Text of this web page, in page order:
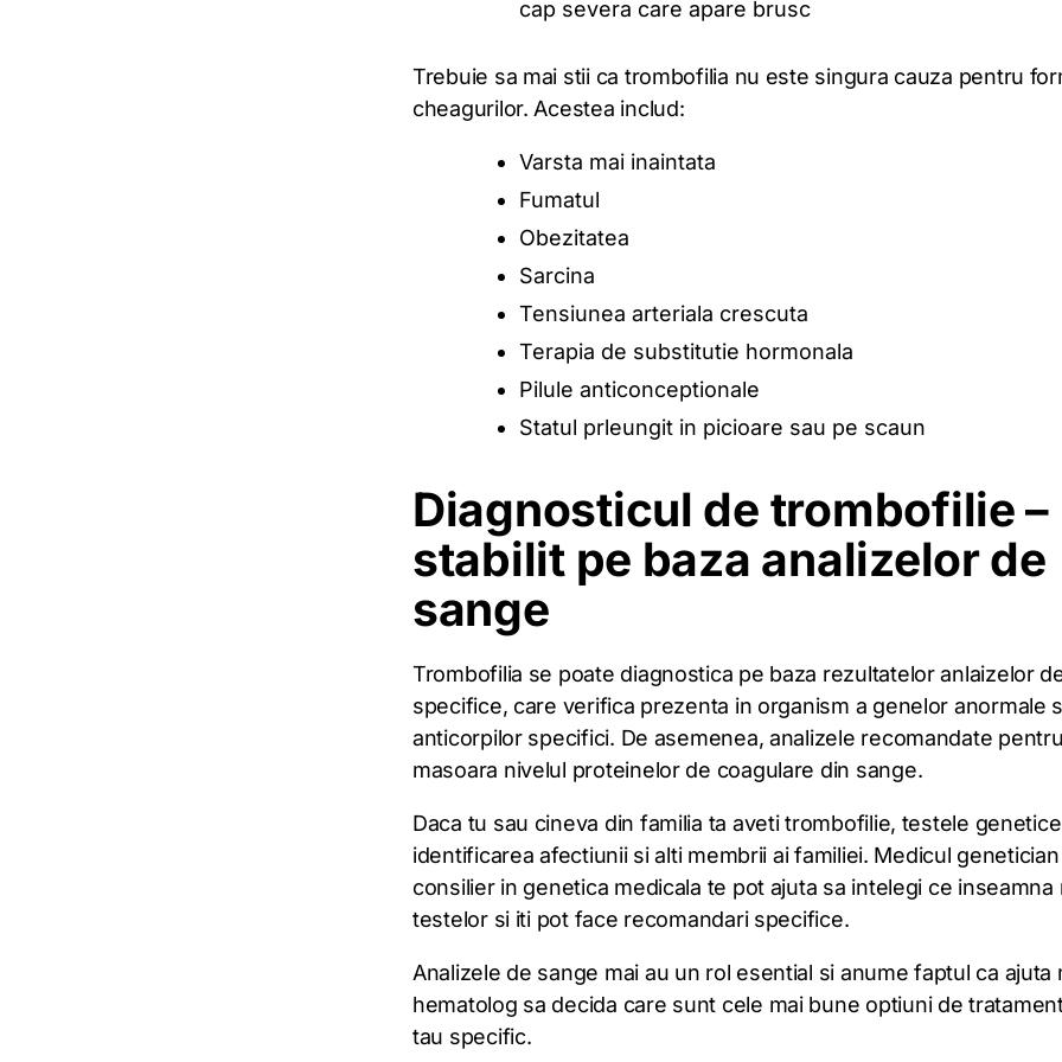
cap severa care apare brusc
Trebuie sa mai stii ca trombofilia nu este singura cauza pentru
cheagurilor. Acestea includ:
Varsta mai inaintata
Fumatul
Obezitatea
Sarcina
Tensiunea arteriala crescuta
Terapia de substitutie hormonala
Pilule anticonceptionale
Statul prleungit in picioare sau pe scaun
Diagnosticul de trombofilie –
stabilit pe baza analizelor de
sange
Trombofilia se poate diagnostica pe baza rezultatelor anlaizelor
specifice, care verifica prezenta in organism a genelor anormale
anticorpilor specifici. De asemenea, analizele recomandate
masoara nivelul proteinelor de coagulare din sange.
Daca tu sau cineva din familia ta aveti trombofilie, testele
identificarea afectiunii si alti membrii ai familiei. Medicul
consilier in genetica medicala te pot ajuta sa intelegi ce inseamna
testelor si iti pot face recomandari specifice.
Analizele de sange mai au un rol esential si anume faptul ca ajuta
hematolog sa decida care sunt cele mai bune optiuni de
tau specific.